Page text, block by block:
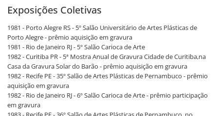
Exposições Coletivas
1981 - Porto Alegre RS - 5º Salão Universitário de Artes Plásticas de
Porto Alegre - prêmio aquisição em gravura
1981 - Rio de Janeiro RJ - 5º Salão Carioca de Arte
1982 - Curitiba PR - 5ª Mostra Anual de Gravura Cidade de Curitiba,na
Casa da Gravura Solar do Barão - prêmio aquisição em gravura
1982 - Recife PE - 35º Salão de Artes Plásticas de Pernambuco - prêmio
aquisição em gravura
1982 - Rio de Janeiro RJ - 6º Salão Carioca de Arte - prêmio participação
em gravura